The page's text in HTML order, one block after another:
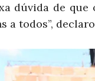
dúvida de
a todos”,